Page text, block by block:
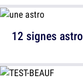
12 signes